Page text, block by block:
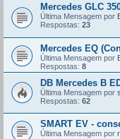
Mercedes GLC
Última Mensagem por
Respostas: 23
Mercedes EQ
Última Mensagem por
Respostas: 8
DB Mercedes B
Última Mensagem por
Respostas: 62
SMART EV -
Última Mensagem por